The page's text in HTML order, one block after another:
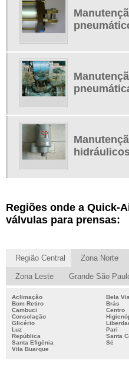
Regiões onde a Quick-
válvulas para prensas:
Região Central Zona Norte
Zona Leste Grande São
Aclimação
Bela
Bom Retiro
Brás
Cambuci
Centro
Consolação
Glicério
Luz
Pari
República
Santa
Santa Efigênia
Sé
Vila Buarque